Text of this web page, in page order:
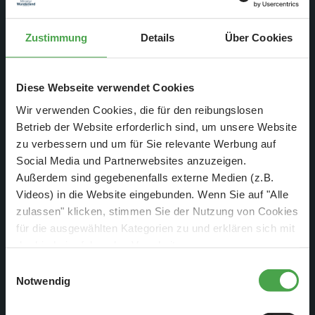
Zustimmung Details Über Cookies
Diese Webseite verwendet Cookies
Wir verwenden Cookies, die für den reibungslosen
Betrieb der Website erforderlich sind, um unsere Website
zu verbessern und um für Sie relevante Werbung auf
Social Media und Partnerwebsites anzuzeigen.
Außerdem sind gegebenenfalls externe Medien (z.B.
Videos) in die Website eingebunden. Wenn Sie auf "Alle
zulassen" klicken, stimmen Sie der Nutzung von Cookies
für die ausgewählten Kategorien zu und erklären sich mit
diese Einstellungen jederzeit über die Schaltfläche
zustimmen, beschränken wir uns auf die technisch
Notwendig
viele kleine Szenarien auf der Fläche zu sehen, die einen